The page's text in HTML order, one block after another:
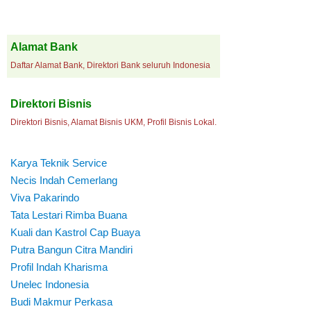
Alamat Bank
Daftar Alamat Bank, Direktori Bank seluruh Indonesia
Direktori Bisnis
Direktori Bisnis, Alamat Bisnis UKM, Profil Bisnis Lokal.
Karya Teknik Service
Necis Indah Cemerlang
Viva Pakarindo
Tata Lestari Rimba Buana
Kuali dan Kastrol Cap Buaya
Putra Bangun Citra Mandiri
Profil Indah Kharisma
Unelec Indonesia
Budi Makmur Perkasa